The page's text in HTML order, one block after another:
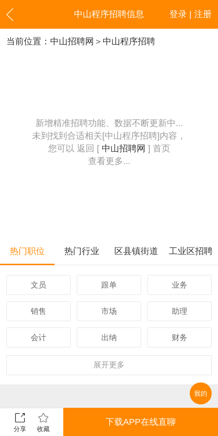
登录 | 注册
中山程序招聘信息
当前位置： 中山招聘网 ＞中山程序招聘
新增精准招聘功能、数据不断更新中...
未到找到合适相关[中山程序招聘]内容，
您可以 返回 [ 中山招聘网 ] 首页
查看更多...
热门职位 热门行业 区县镇街道 工业区招聘
文员 跟单 业务
销售 市场 助理
会计 出纳 财务
行政
设计 技术 司机
展开更多
分享 收藏
下载APP在线直聊